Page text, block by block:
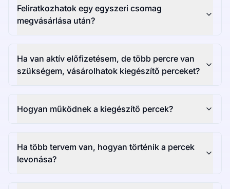
Feliratkozhatok egy egyszeri csomag
megvásárlása után?
Ha van aktív előfizetésem, de több percre van
szükségem, vásárolhatok kiegészítő perceket?
Hogyan működnek a kiegészítő percek?
Ha több tervem van, hogyan történik a percek
levonása?